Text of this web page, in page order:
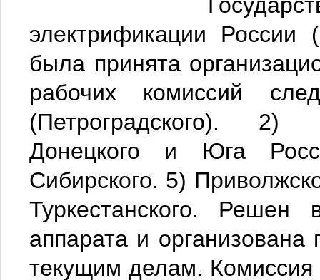
электрификации
была принята
рабочих комиссий
(Петроградского). 2)
Донецкого и Юга
Сибирского. 5)
Туркестанского. Решен
аппарата и
текущим делам.